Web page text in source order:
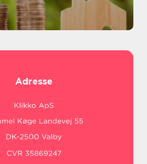
Adresse